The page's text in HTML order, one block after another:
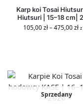
Karp koi Tosai
Hiutsuri | 15–18 cm|
105,00zł – 475,00zł z
Sprzedany